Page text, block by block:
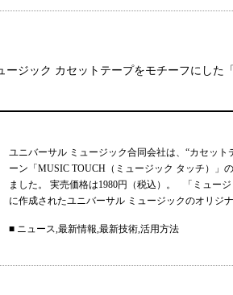
ージック カセットテープをモチーフにした
ユニバーサル ミュージック合同会社は、“カセッ
ーン「MUSIC TOUCH（ミュージック タッチ）」
ました。 実売価格は1980円（税込）。 「ミュー
に作成されたユニバーサル ミュージックのオリジ
■ ニュース,最新情報,最新技術,活用方法